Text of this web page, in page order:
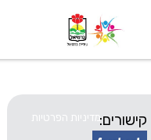
מדיניות הפרטיות